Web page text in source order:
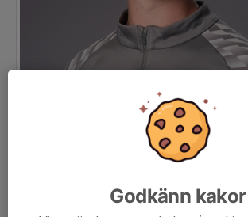
Godkänn kakor